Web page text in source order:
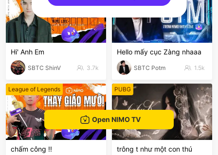
Hi' Anh Em
SBTC ShinV 3.7k
Hello mấy cục Zàng nhaaa
SBTC Potm 1.5k
League of Legends
chấm công !!
PUBG
trông t như một con thú
Open NIMO TV
sentinelEnd